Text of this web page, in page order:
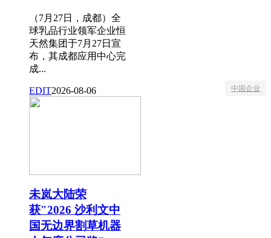
（7月27日，成都）全
球乳品行业领军企业恒
天然集团于7月27日宣
布，其成都应用中心完
成...
EDIT2026-08-06 中国企业
未岚大陆荣
获"2026 沙利文中
国无边界割草机器